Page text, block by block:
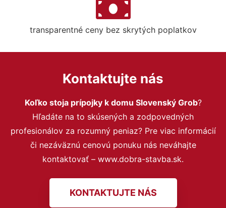
transparentné ceny bez skrytých poplatkov
Kontaktujte nás
Koľko stoja prípojky k domu Slovenský Grob?
Hľadáte na to skúsených a zodpovedných
profesionálov za rozumný peniaz? Pre viac informácií
či nezáväznú cenovú ponuku nás neváhajte
kontaktovať – www.dobra-stavba.sk.
KONTAKTUJTE NÁS